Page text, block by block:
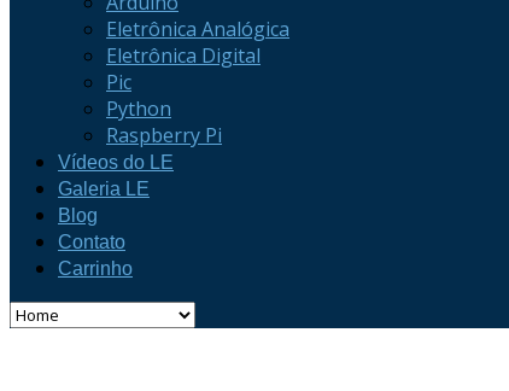
Eletrônica Analógica
Eletrônica Digital
Pic
Python
Raspberry Pi
Vídeos do LE
Galeria LE
Blog
Contato
Carrinho